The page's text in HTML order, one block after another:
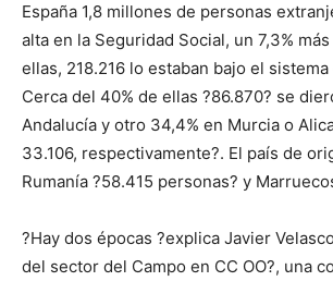
España 1,8 millones de personas
alta en la Seguridad Social, un 7,3%
ellas, 218.216 lo estaban bajo el
Cerca del 40% de ellas ?86.870? se
Andalucía y otro 34,4% en Murcia o
33.106, respectivamente?. El país de
Rumanía ?58.415 personas? y
?Hay dos épocas ?explica Javier
del sector del Campo en CC OO?, una